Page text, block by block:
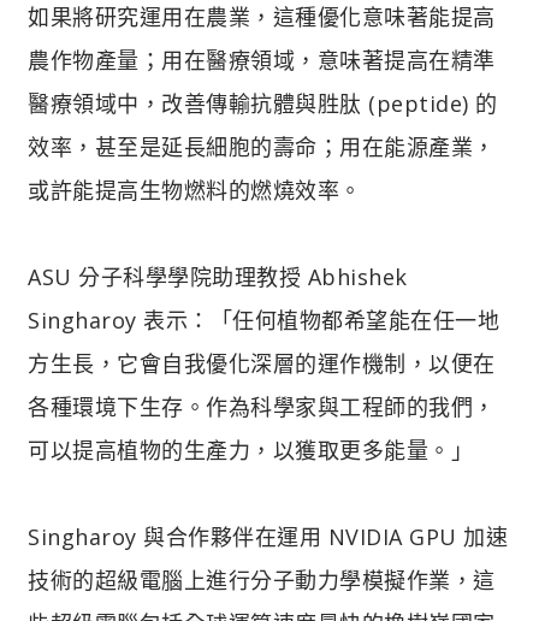
如果將研究運用在農業，這種優化意味著能提高
農作物產量；用在醫療領域，意味著提高在精準
醫療領域中，改善傳輸抗體與胜肽 (peptide) 的
效率，甚至是延長細胞的壽命；用在能源產業，
或許能提高生物燃料的燃燒效率。
ASU 分子科學學院助理教授 Abhishek
Singharoy 表示：「任何植物都希望能在任一地
方生長，它會自我優化深層的運作機制，以便在
各種環境下生存。作為科學家與工程師的我們，
可以提高植物的生產力，以獲取更多能量。」
Singharoy 與合作夥伴在運用 NVIDIA GPU 加速
技術的超級電腦上進行分子動力學模擬作業，這